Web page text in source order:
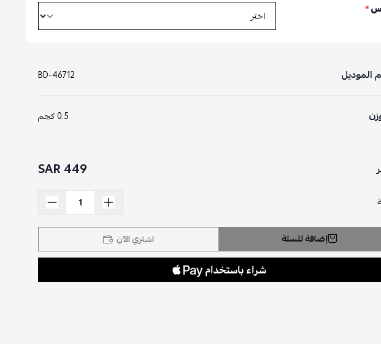
*
الموديل BD-46712
0.5 كجم
449 SAR
إضافة للسلة اشتري الآن